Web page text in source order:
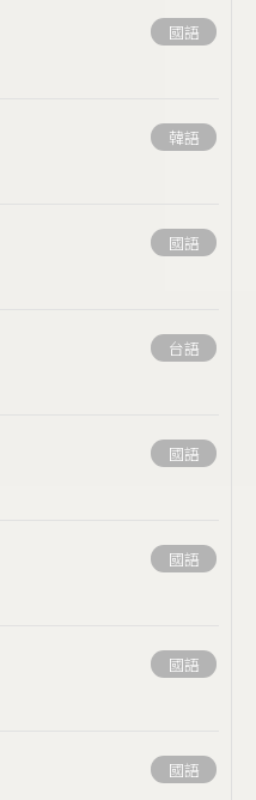
國語
韓語
國語
台語
國語
國語
國語
國語